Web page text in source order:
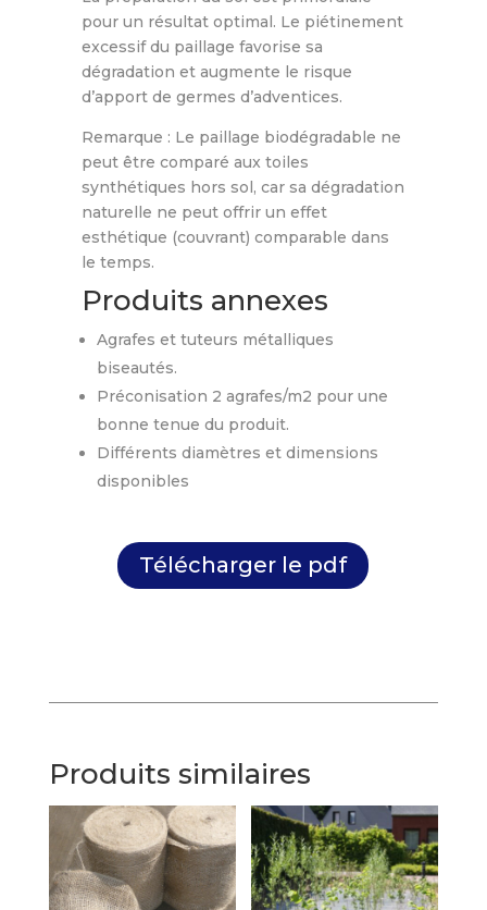
pour un résultat optimal. Le piétinement
excessif du paillage favorise sa
dégradation et augmente le risque
d’apport de germes d’adventices.
Remarque : Le paillage biodégradable ne
peut être comparé aux toiles
synthétiques hors sol, car sa dégradation
naturelle ne peut offrir un effet
esthétique (couvrant) comparable dans
le temps.
Produits annexes
Agrafes et tuteurs métalliques
biseautés.
Préconisation 2 agrafes/m2 pour une
bonne tenue du produit.
Différents diamètres et dimensions
disponibles
Télécharger le pdf
Produits similaires